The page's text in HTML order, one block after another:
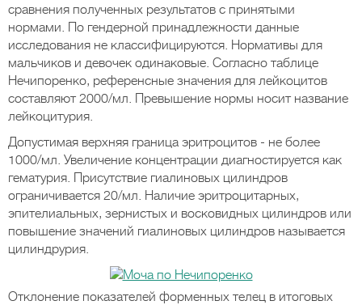
сравнения полученных результатов с принятыми
нормами. По гендерной принадлежности данные
исследования не классифицируются. Нормативы для
мальчиков и девочек одинаковые. Согласно таблице
Нечипоренко, референсные значения для лейкоцитов
составляют 2000/мл. Превышение нормы носит название
лейкоцитурия.
Допустимая верхняя граница эритроцитов - не более
1000/мл. Увеличение концентрации диагностируется как
гематурия. Присутствие гиалиновых цилиндров
ограничивается 20/мл. Наличие эритроцитарных,
эпителиальных, зернистых и восковидных цилиндров или
повышение значений гиалиновых цилиндров называется
цилиндрурия.
Отклонение показателей форменных телец в итоговых